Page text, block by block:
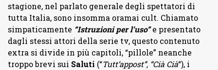
stagione, nel parlato generale degli spettatori di
tutta Italia, sono insomma oramai cult. Chiamato
simpaticamente “Istruzioni per l’uso” e presentato
dagli stessi attori della serie tv, questo contenuto
extra si divide in più capitoli, “pillole” neanche
troppo brevi sui Saluti (“Tutt’appost”, “Cià Cià“), i